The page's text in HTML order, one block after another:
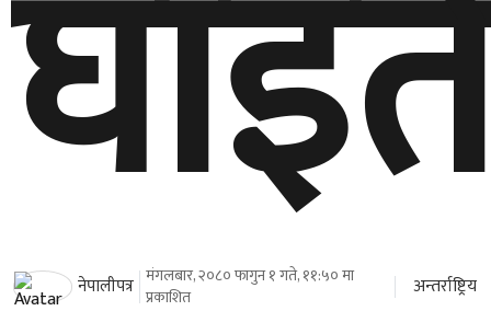
नेपालीपत्र मंगलबार, २०८० फागुन १ गते, ११:५० मा
प्रकाशित
अन्तर्राष्ट्रिय